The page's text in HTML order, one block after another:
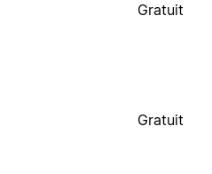
Gratuit
Gratuit